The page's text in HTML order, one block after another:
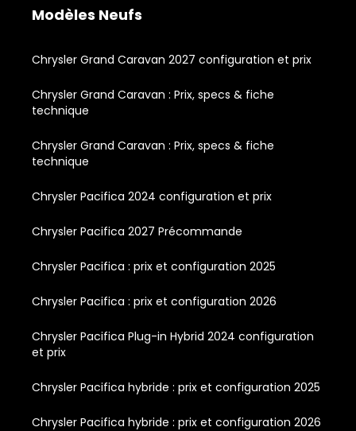
Modèles Neufs
Chrysler Grand Caravan 2027 configuration et prix
Chrysler Grand Caravan : Prix, specs & fiche
technique
Chrysler Grand Caravan : Prix, specs & fiche
technique
Chrysler Pacifica 2024 configuration et prix
Chrysler Pacifica 2027 Précommande
Chrysler Pacifica : prix et configuration 2025
Chrysler Pacifica : prix et configuration 2026
Chrysler Pacifica Plug-in Hybrid 2024 configuration
et prix
Chrysler Pacifica hybride : prix et configuration 2025
Chrysler Pacifica hybride : prix et configuration 2026